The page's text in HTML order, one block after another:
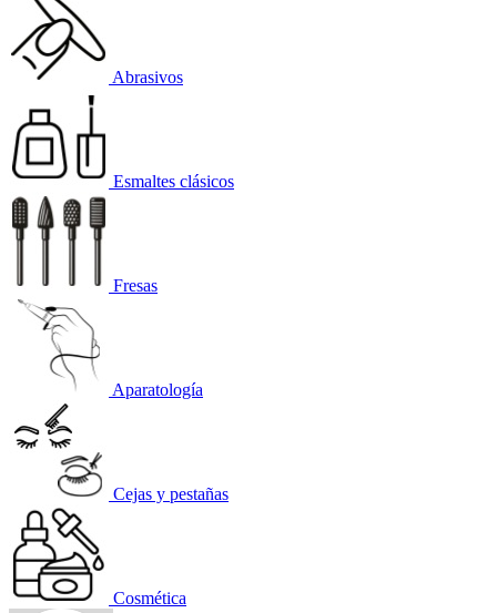
Abrasivos
Esmaltes clásicos
Fresas
Aparatología
Cejas y pestañas
Cosmética